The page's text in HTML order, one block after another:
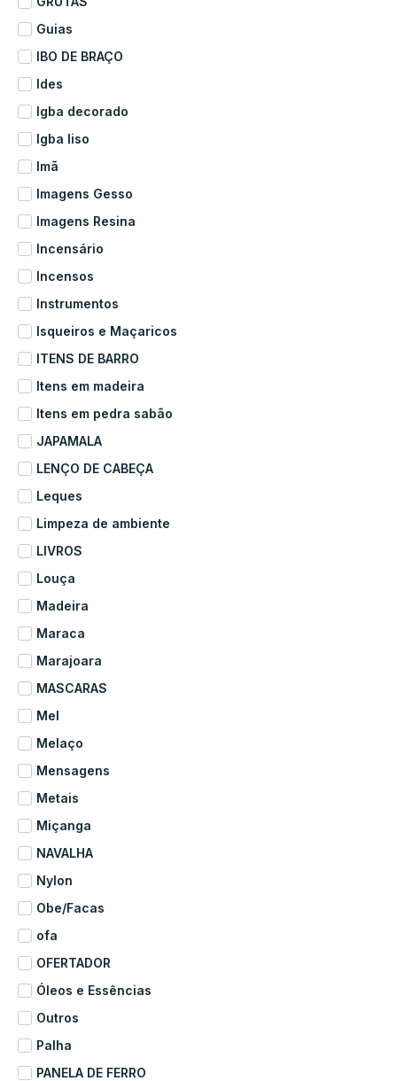
Guias
IBO DE BRAÇO
Ides
Igba decorado
Igba liso
Imã
Imagens Gesso
Imagens Resina
Incensário
Incensos
Instrumentos
Isqueiros e Maçaricos
ITENS DE BARRO
Itens em madeira
Itens em pedra sabão
JAPAMALA
LENÇO DE CABEÇA
Leques
Limpeza de ambiente
LIVROS
Louça
Madeira
Maraca
Marajoara
MASCARAS
Mel
Melaço
Mensagens
Metais
Miçanga
NAVALHA
Nylon
Obe/Facas
ofa
OFERTADOR
Óleos e Essências
Outros
Palha
PANELA DE FERRO